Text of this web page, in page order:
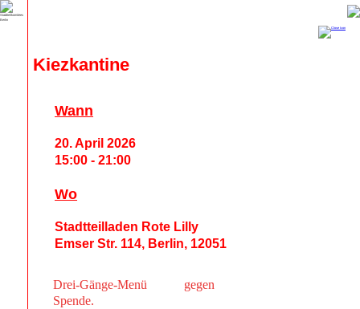
Kiezkantine
Drei-Gänge-Menü gegen
Spende.
Wann
20. April 2026
15:00 - 21:00
Wo
Stadtteilladen Rote Lilly
Emser Str. 114, Berlin, 12051